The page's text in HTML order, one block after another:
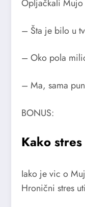
Opljačkali Mujo
– Šta je bilo u
– Oko pola
– Ma, sama
BONUS:
Kako
Iako je vic o
Hronični stres